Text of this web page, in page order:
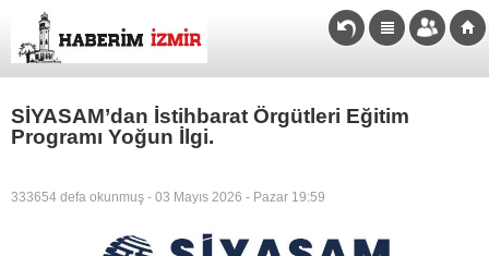
SİYASAM’dan İstihbarat Örgütleri Eğitim
Programı Yoğun İlgi.
333654 defa okunmuş - 03 Mayıs 2026 - Pazar 19:59